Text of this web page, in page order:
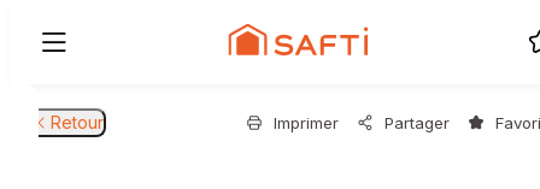
Retour Imprimer Partager